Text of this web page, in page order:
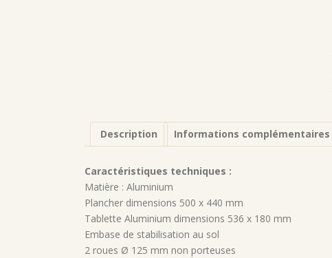
Description Informations complémentaires
Caractéristiques techniques :
Matière : Aluminium
Plancher dimensions 500 x 440 mm
Tablette Aluminium dimensions 536 x 180 mm
Embase de stabilisation au sol
2 roues Ø 125 mm non porteuses